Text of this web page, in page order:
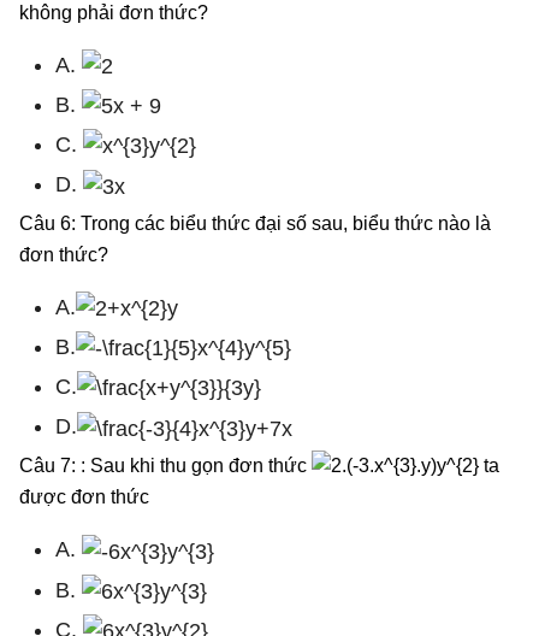
không phải đơn thức?
A.
B.
C.
D.
Câu 6: Trong các biểu thức đại số sau, biểu thức nào là
đơn thức?
A.
B.
C.
D.
Câu 7: : Sau khi thu gọn đơn thức
ta
được đơn thức
A.
B.
C.